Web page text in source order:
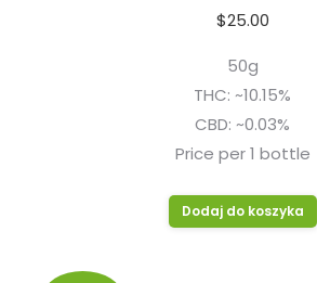
$25.00
50g
THC: ~10.15%
CBD: ~0.03%
Price per 1 bottle
Dodaj do koszyka